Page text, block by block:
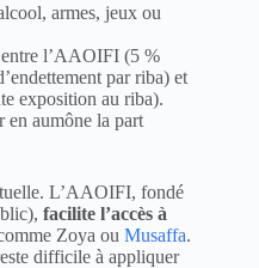
armes, jeux ou
l’AAOIFI (5 %
par riba) et
exposition au riba).
en aumône la part
L’AAOIFI, fondé
facilite l’accès à
Zoya ou Musaffa.
difficile à appliquer